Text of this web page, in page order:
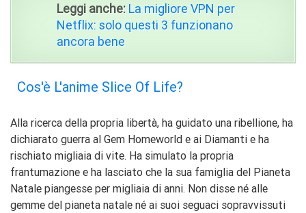
Leggi anche: La migliore VPN per
Netflix: solo questi 3 funzionano
ancora bene
Cos'è L'anime Slice Of Life?
Alla ricerca della propria libertà, ha guidato una ribellione, ha
dichiarato guerra al Gem Homeworld e ai Diamanti e ha
rischiato migliaia di vite. Ha simulato la propria
frantumazione e ha lasciato che la sua famiglia del Pianeta
Natale piangesse per migliaia di anni. Non disse né alle
gemme del pianeta natale né ai suoi seguaci sopravvissuti